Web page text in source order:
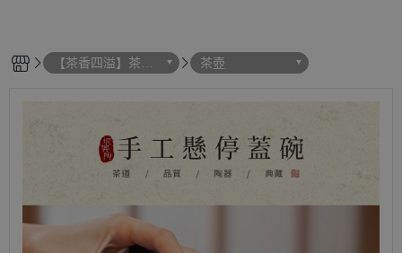
【茶香四溢】茶
壺、茶葉、茶具
茶壺